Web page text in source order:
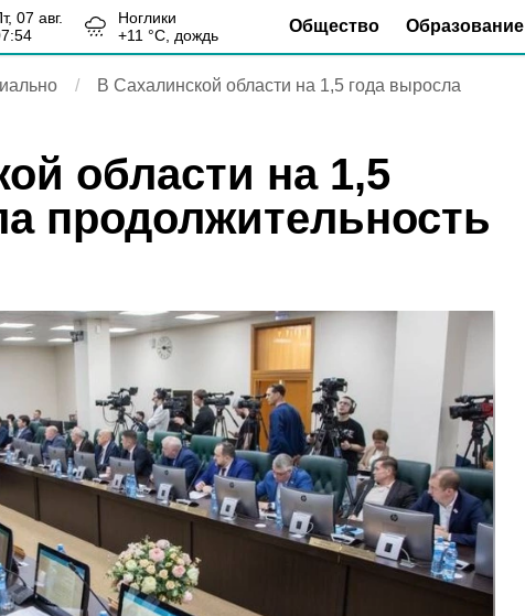
пт, 07 авг.
Ноглики
+11 °С, дождь Общество Образование
В Сахалинской области на 1,5 года выросла
области на 1,5
продолжительность